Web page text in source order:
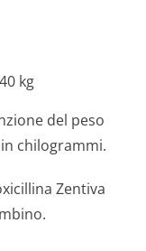
kg
del peso
chilogrammi.
Zentiva